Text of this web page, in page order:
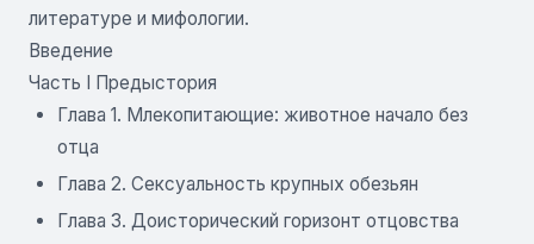
литературе и мифологии.
Введение
Часть I Предыстория
Глава 1. Млекопитающие: животное начало без
отца
Глава 2. Сексуальность крупных обезьян
Глава 3. Доисторический горизонт отцовства